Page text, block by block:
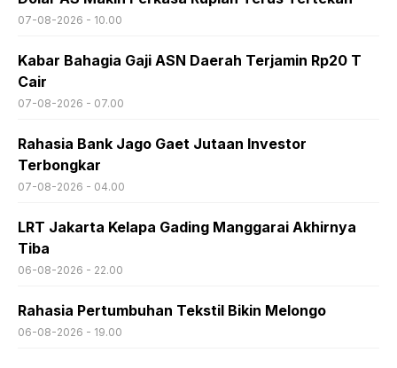
07-08-2026 - 10.00
Kabar Bahagia Gaji ASN Daerah Terjamin Rp20 T
Cair
07-08-2026 - 07.00
Rahasia Bank Jago Gaet Jutaan Investor
Terbongkar
07-08-2026 - 04.00
LRT Jakarta Kelapa Gading Manggarai Akhirnya
Tiba
06-08-2026 - 22.00
Rahasia Pertumbuhan Tekstil Bikin Melongo
06-08-2026 - 19.00